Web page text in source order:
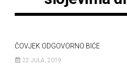
ČOVJEK ODGOVORNO BIĆE
22 JULA, 2019